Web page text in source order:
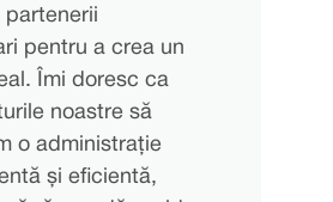
partenerii
pentru a crea un
Îmi doresc ca
noastre să
o administrație
și eficientă,